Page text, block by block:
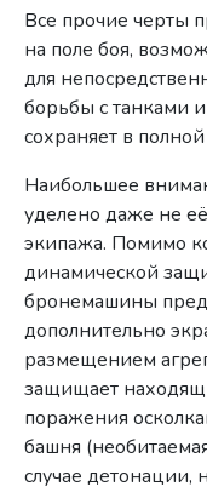
Все прочие черты
на поле боя,
для
борьбы с танками
сохраняет в
Наибольшее
уделено даже не
экипажа. Помимо
динамической
бронемашины
дополнительно
размещением
защищает
поражения
башня
случае